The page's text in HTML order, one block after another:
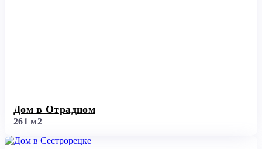
Дом в Отрадном
261 м2